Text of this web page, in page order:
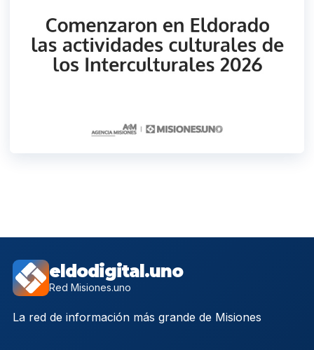
eldodigital.uno
Red Misiones.uno
La red de información más grande de Misiones